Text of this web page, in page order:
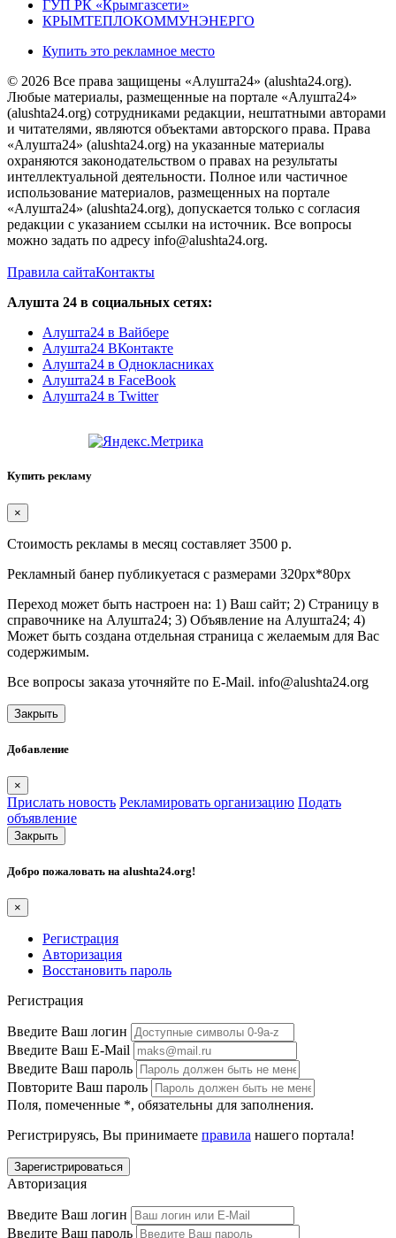
ГУП РК «Крымгазсети»
КРЫМТЕПЛОКОММУНЭНЕРГО
Купить это рекламное место
© 2026 Все права защищены «Алушта24» (alushta24.org).
Любые материалы, размещенные на портале «Алушта24»
(alushta24.org) сотрудниками редакции, нештатными авторами
и читателями, являются объектами авторского права. Права
«Алушта24» (alushta24.org) на указанные материалы
охраняются законодательством о правах на результаты
интеллектуальной деятельности. Полное или частичное
использование материалов, размещенных на портале
«Алушта24» (alushta24.org), допускается только с согласия
редакции с указанием ссылки на источник. Все вопросы
можно задать по адресу info@alushta24.org.
Правила сайтаКонтакты
Алушта 24 в социальных сетях:
Алушта24 в Вайбере
Алушта24 ВКонтакте
Алушта24 в Однокласниках
Алушта24 в FaceBook
Алушта24 в Twitter
Купить рекламу
×
Стоимость рекламы в месяц составляет 3500 р.
Рекламный банер публикуетася с размерами 320px*80px
Переход может быть настроен на: 1) Ваш сайт; 2) Страницу в
справочнике на Алушта24; 3) Объявление на Алушта24; 4)
Может быть создана отдельная страница с желаемым для Вас
содержимым.
Все вопросы заказа уточняйте по E-Mail. info@alushta24.org
Закрыть
Добавление
×
Прислать новость Рекламировать организацию Подать
объявление
Закрыть
Добро пожаловать на alushta24.org!
×
Регистрация
Авторизация
Восстановить пароль
Регистрация
Введите Ваш логин
Введите Ваш E-Mail
Введите Ваш пароль
Повторите Ваш пароль
Поля, помеченные *, обязательны для заполнения.
Регистрируясь, Вы принимаете правила нашего портала!
Авторизация
Введите Ваш логин
Введите Ваш пароль